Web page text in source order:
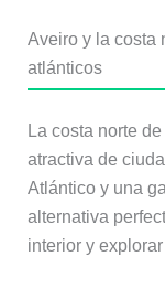
Aveiro y la costa
atlánticos
La costa norte
atractiva de
Atlántico y una
alternativa
interior y